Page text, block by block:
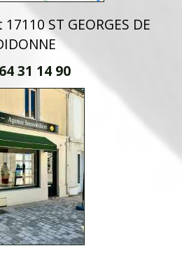
ST GEORGES DE
31 14 90